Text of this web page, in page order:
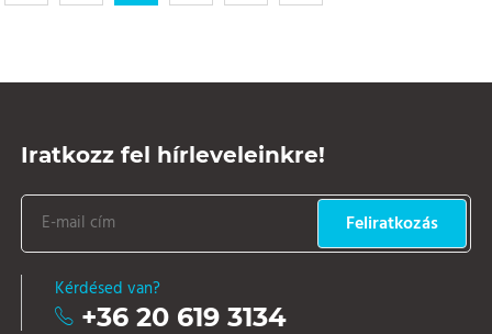
Iratkozz fel hírleveleinkre!
Feliratkozás
Kérdésed van?
+36 20 619 3134